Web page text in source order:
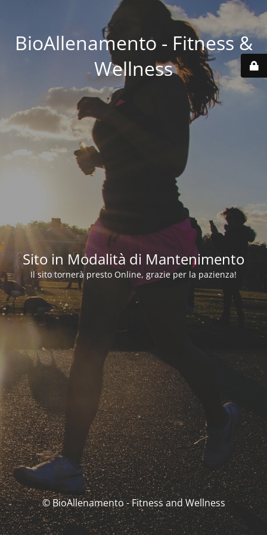
BioAllenamento - Fitness &
Wellness
Sito in Modalità di Mantenimento
Il sito tornerà presto Online, grazie per la pazienza!
© BioAllenamento - Fitness and Wellness